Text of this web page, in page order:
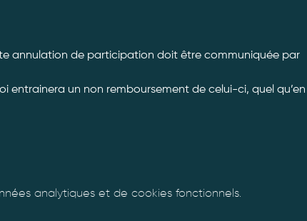
annulation de participation doit être communiquée par
entrainera un non remboursement de celui-ci, quel qu’en
analytiques et de cookies fonctionnels.